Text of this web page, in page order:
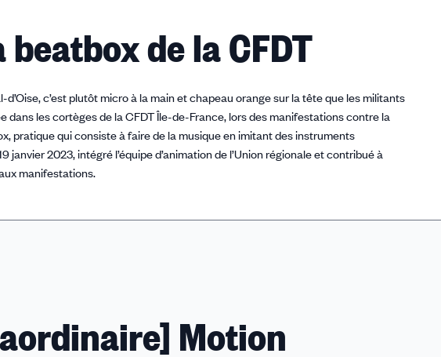
de la CFDT
c’est plutôt micro à la main et chapeau orange sur la tête que les militants
les cortèges de la CFDT Île-de-France, lors des manifestations contre la
pratique qui consiste à faire de la musique en imitant des instruments
janvier 2023, intégré l’équipe d’animation de l’Union régionale et contribué à
manifestations.
Motion